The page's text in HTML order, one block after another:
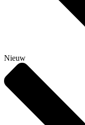
Nieuw